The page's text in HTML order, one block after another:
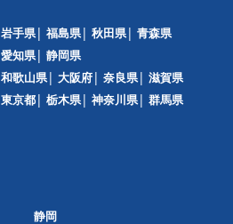
岩手県 福島県 秋田県
青森県
愛知県
静岡県
和歌山県 大阪府 奈良県
滋賀県
東京都 栃木県 神奈川県
群馬県
静岡